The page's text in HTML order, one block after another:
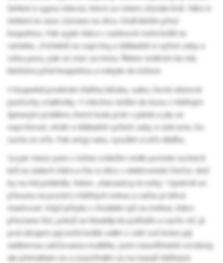
žehlení a vypnu televizi, která za rohem zůstala hrát. Něco k
žehlení mi zase zůstane na zítra. Chvíli klečím před
koupelnou. Pak vyjde Klára v saténové noční košili na
ramínka. „Pořádně se osprchuj a důkladně si vyčisti zuby a
celou pusu, pak se stav za mnou. Řekne směrem ke mě,
klečícímu před koupelnou a odejde do ložnice.
V koupelně posbírám Klářinu blůzku, sukni, černé silonové
punčochy a kalhotky. V všechno vložím do boxu s Klářiným
špinavým prádlem, které budu prát v pátek a jdu se
osprchovat, oholit a důkladně vyčistit zuby a celá ústa. Do
sucha se utřu. Pak umyji vanu, vysuším a utřu dlažbu.
Za pár minut jsem v ložnici a klečím vedle postele na které
leží na zádech Klára a čte si něco v elektronické čtečce. Aniž
by na mě pohlédla, řekne: „Namasíruj mi nohy.“ Opatrně se
přesunu na postel u Klářiných nohou a začnu je lehce
masírovat. Když přejdu z chodidel výš na stehna, Klára
přestane číst, položí se hlouběji do polštáře a zavře oči. Já
pod okrajem její noční košile vidím v celé své kráse její
nádhernou udržovanou mušličku. Jsem neuvěřitelně vzrušený,
ale přemáhám se a soustředím se na masáž Klářiných